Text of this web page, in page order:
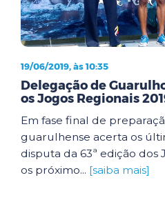
19/06/2019, às 10:35
Delegação de
os Jogos Regionais
Em fase final de
guarulhense acerta os
disputa da 63ª edição dos
os próximo... [saiba mais]